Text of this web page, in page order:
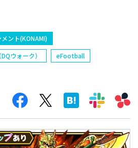
ント(KONAMI)
ウォーク）
eFootball